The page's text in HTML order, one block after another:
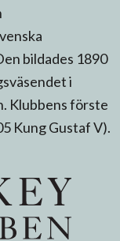
bildades 1890
i
Klubbens förste
Kung Gustaf V).